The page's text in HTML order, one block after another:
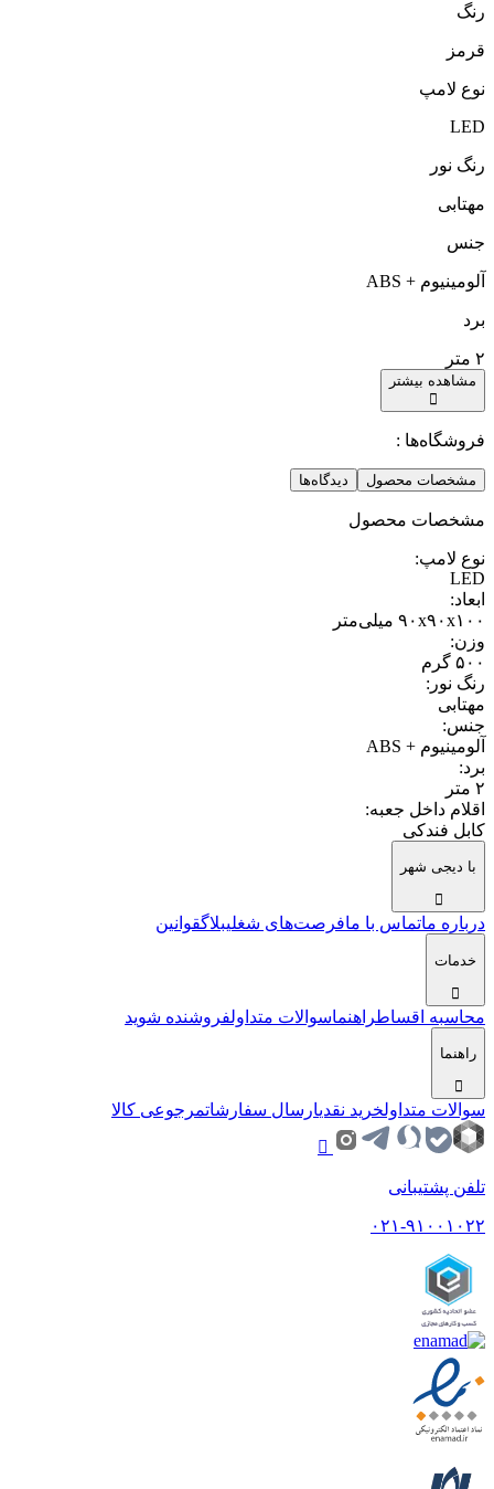
رنگ
قرمز
نوع لامپ
LED
رنگ نور
مهتابی
جنس
آلومینیوم + ABS
برد
۲ متر
مشاهده بیشتر
فروشگاه‌ها :
مشخصات محصول دیدگاه‌ها
مشخصات محصول
نوع لامپ:
LED
ابعاد:
۹۰x۹۰x۱۰۰ میلی‌متر
وزن:
۵۰۰ گرم
رنگ نور :
مهتابی
جنس:
آلومینیوم + ABS
برد:
۲ متر
اقلام داخل جعبه:
کابل فندکی
با دیجی شهر
درباره ماتماس با مافرصت‌های شغلیبلاگقوانین
خدمات
محاسبه اقساطراهنماسوالات متداولفروشنده شوید
راهنما
سوالات متداولخرید نقدیارسال سفارشاتمرجوعی کالا
تلفن پشتیبانی
۰۲۱-۹۱۰۰۱۰۲۲